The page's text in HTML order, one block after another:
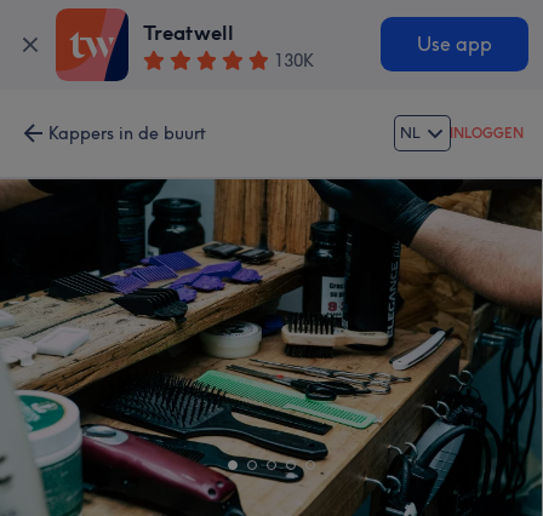
Treatwell
130K
Use app
Kappers in de buurt NL INLOGGEN